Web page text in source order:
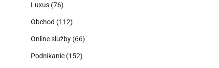
Luxus (76)
Obchod (112)
Online služby (66)
Podnikanie (152)